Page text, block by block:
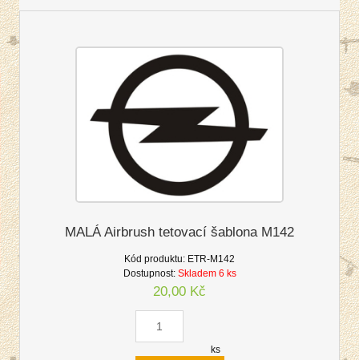
MALÁ Airbrush tetovací šablona M142
Kód produktu: ETR-M142
Dostupnost: Skladem 6 ks
20,00 Kč
ks